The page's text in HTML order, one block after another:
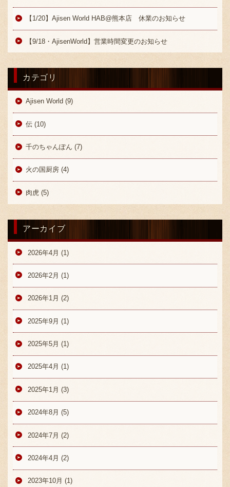
〒869-1107 熊本県菊池郡菊陽町辛川448
TEL
【1/20】Ajisen World HAB@熊本店 休業のお知らせ
【9/18・AjisenWorld】営業時間変更のお知らせ
カテゴリ
Ajisen World (9)
伝 (10)
千のちゃんぽん (7)
火の国厨房 (4)
肉虎 (5)
アーカイブ
2026年4月 (1)
2026年2月 (1)
2026年1月 (2)
2025年9月 (1)
2025年5月 (1)
2025年4月 (1)
2025年1月 (3)
2024年8月 (5)
2024年7月 (2)
2024年4月 (2)
2023年10月 (1)